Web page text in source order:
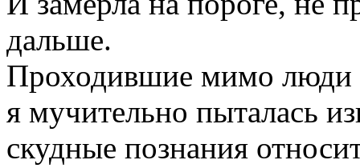
дальше.
Проходившие мимо люди
я мучительно пыталась
скудные познания